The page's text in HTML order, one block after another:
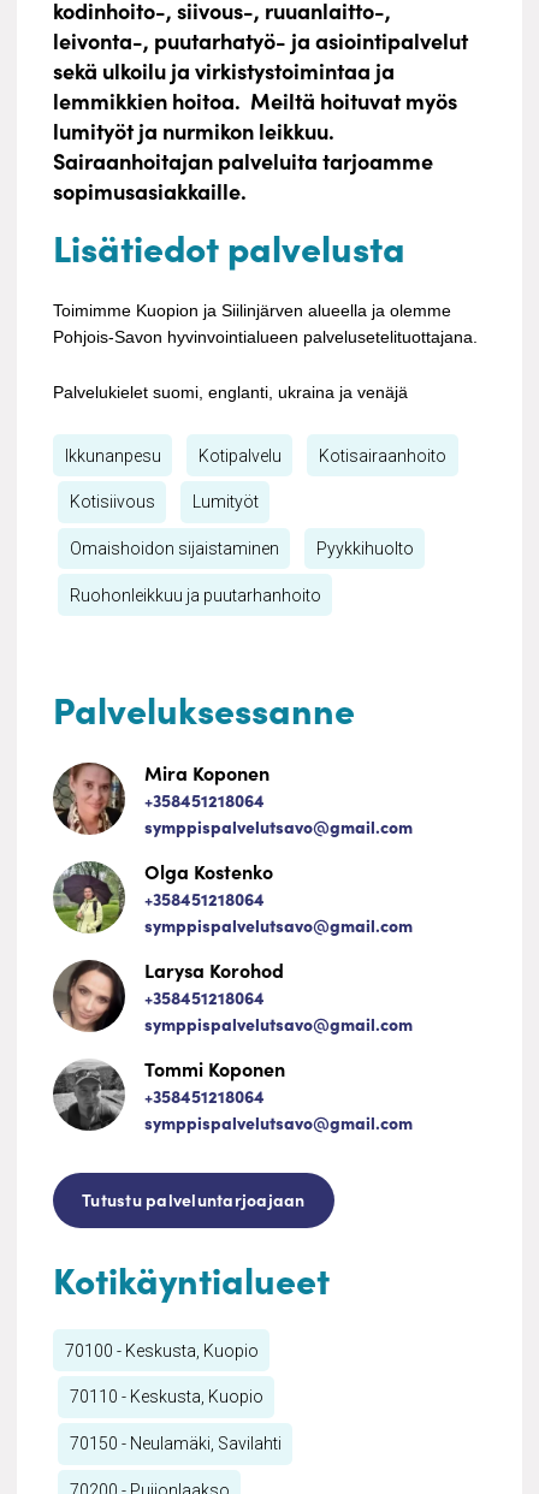
kodinhoito-, siivous-, ruuanlaitto-,
leivonta-, puutarhatyö- ja asiointipalvelut
sekä ulkoilu ja virkistystoimintaa ja
lemmikkien hoitoa. Meiltä hoituvat myös
lumityöt ja nurmikon leikkuu.
Sairaanhoitajan palveluita tarjoamme
sopimusasiakkaille.
Lisätiedot palvelusta
Toimimme Kuopion ja Siilinjärven alueella ja olemme
Pohjois-Savon hyvinvointialueen palvelusetelituottajana.
Palvelukielet suomi, englanti, ukraina ja venäjä
Ikkunanpesu Kotipalvelu Kotisairaanhoito
Kotisiivous Lumityöt
Omaishoidon sijaistaminen Pyykkihuolto
Ruohonleikkuu ja puutarhanhoito
Palveluksessanne
Mira Koponen
+358451218064
symppispalvelutsavo@gmail.com
Olga Kostenko
+358451218064
symppispalvelutsavo@gmail.com
Larysa Korohod
+358451218064
symppispalvelutsavo@gmail.com
Tommi Koponen
+358451218064
symppispalvelutsavo@gmail.com
Tutustu palveluntarjoajaan
Kotikäyntialueet
70100 - Keskusta, Kuopio
70110 - Keskusta, Kuopio
70150 - Neulamäki, Savilahti